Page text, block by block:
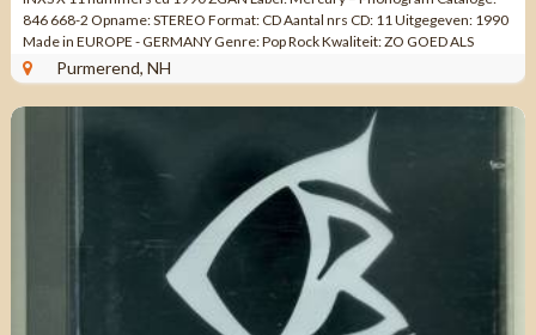
846 668-2 Opname: STEREO Format: CD Aantal nrs CD: 11 Uitgegeven: 1990
Made in EUROPE - GERMANY Genre: Pop Rock Kwaliteit: ZO GOED ALS
NIEUW ...Purmerend, NH